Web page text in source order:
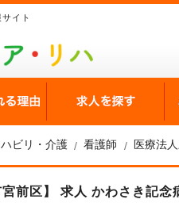
イト
当社が選ばれる理由 求
ハビリ・介護 看護師
宮前区】 求人 かわさき記